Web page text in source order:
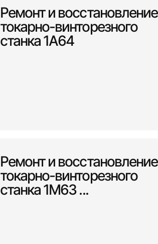
Ремонт и восстановление
токарно-винторезного
станка 1А64
Ремонт и восстановление
токарно-винторезного
станка 1М63 ...